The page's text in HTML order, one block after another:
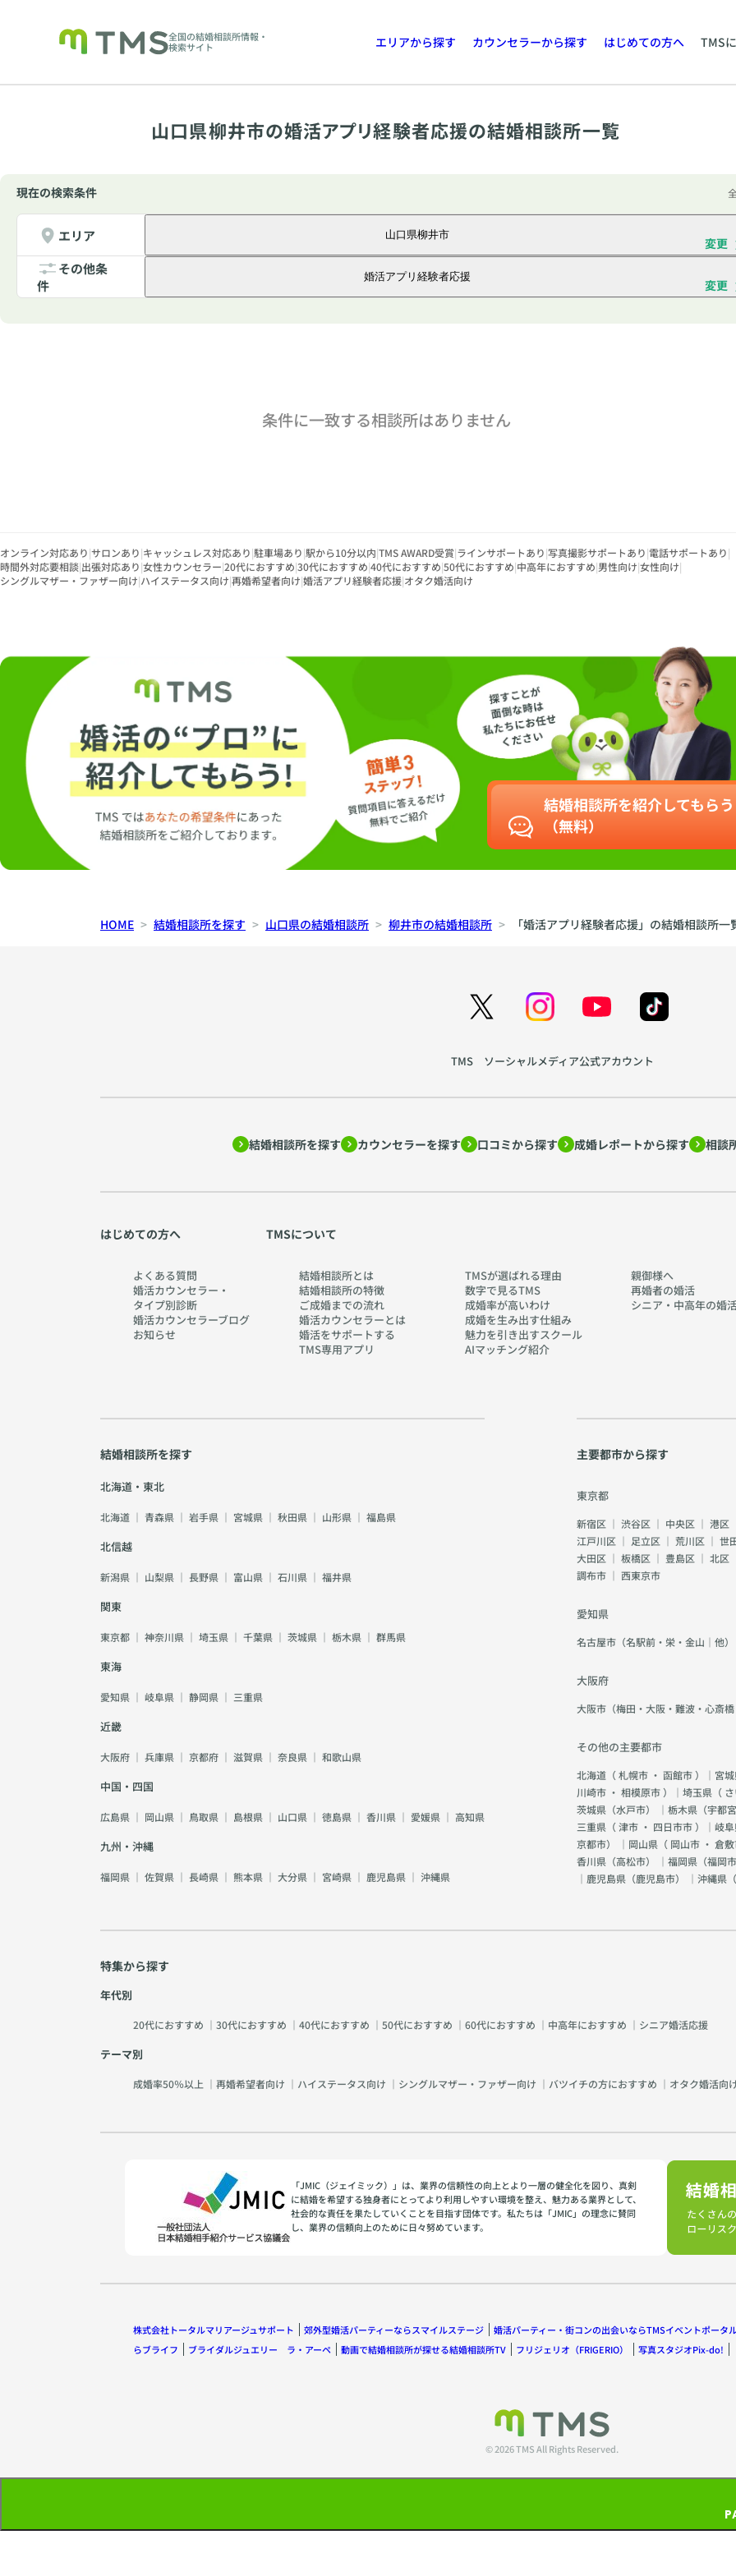
全国の結婚相談所情報・
検索サイト
エリアから探す カウンセラーから探す はじめての方へ TMS
山口県柳井市の婚活アプリ経験者応援の結婚相談所一覧
現在の検索条件
エリア 山口県柳井市
変更
その他条
件
婚活アプリ経験者応援
変更
条件に一致する相談所はありません
オンライン対応あり|サロンあり|キャッシュレス対応あり|駐車場あり|駅から10分以内|TMS AWARD受賞|ラインサポートあり|写真撮影サポートあり|電話サポートあり|
時間外対応要相談|出張対応あり|女性カウンセラー|20代におすすめ|30代におすすめ|40代におすすめ|50代におすすめ|中高年におすすめ|男性向け|女性向け|
シングルマザー・ファザー向け|ハイステータス向け|再婚希望者向け|婚活アプリ経験者応援|オタク婚活向け
結婚相談所を紹介してもらう
（無料）
HOME 結婚相談所を探す 山口県の結婚相談所 柳井市の結婚相談所 「婚活アプリ経験者応援」の結婚相談所一
TMS ソーシャルメディア公式アカウント
結婚相談所を探す カウンセラーを探す 口コミから探す 成婚レポートから探す 相談
はじめての方へ
よくある質問
婚活カウンセラー・
タイプ別診断
婚活カウンセラーブログ
お知らせ
TMSについて
結婚相談所とは
結婚相談所の特徴
ご成婚までの流れ
婚活カウンセラーとは
婚活をサポートする
TMS専用アプリ
TMSが選ばれる理由
数字で見るTMS
成婚率が高いわけ
成婚を生み出す仕組み
魅力を引き出すスクール
AIマッチング紹介
親御様へ
再婚者の婚活
シニア・中高年の婚
結婚相談所を探す
北海道・東北
北海道 ｜ 青森県 ｜ 岩手県 ｜ 宮城県 ｜ 秋田県 ｜ 山形県 ｜ 福島県
北信越
新潟県 ｜ 山梨県 ｜ 長野県 ｜ 富山県 ｜ 石川県 ｜ 福井県
関東
東京都 ｜ 神奈川県 ｜ 埼玉県 ｜ 千葉県 ｜ 茨城県 ｜ 栃木県 ｜ 群馬県
東海
愛知県 ｜ 岐阜県 ｜ 静岡県 ｜ 三重県
近畿
大阪府 ｜ 兵庫県 ｜ 京都府 ｜ 滋賀県 ｜ 奈良県 ｜ 和歌山県
中国・四国
広島県 ｜ 岡山県 ｜ 鳥取県 ｜ 島根県 ｜ 山口県 ｜ 徳島県 ｜ 香川県 ｜ 愛媛県 ｜ 高知県
九州・沖縄
福岡県 ｜ 佐賀県 ｜ 長崎県 ｜ 熊本県 ｜ 大分県 ｜ 宮崎県 ｜ 鹿児島県 ｜ 沖縄県
主要都市から探す
東京都
新宿区 ｜ 渋谷区 ｜ 中央区 ｜ 港区
江戸川区 ｜ 足立区 ｜ 荒川区 ｜ 世
大田区 ｜ 板橋区 ｜ 豊島区 ｜ 北区
調布市 ｜ 西東京市
愛知県
名古屋市（名駅前・栄・金山｜他）
大阪府
大阪市（梅田・大阪・難波・心斎
その他の主要都市
北海道（札幌市 ・ 函館市）｜宮
川崎市 ・ 相模原市）｜埼玉県（
茨城県（水戸市） ｜栃木県（宇都
三重県（津市 ・ 四日市市）｜岐
京都市） ｜岡山県（ 岡山市 ・ 倉
香川県（高松市） ｜福岡県（福岡
｜鹿児島県（鹿児島市） ｜沖縄県（
特集から探す
年代別
20代におすすめ ｜ 30代におすすめ ｜ 40代におすすめ ｜ 50代におすすめ ｜ 60代におすすめ ｜ 中高年におすすめ ｜ シニア婚活応援
テーマ別
成婚率50％以上 ｜ 再婚希望者向け ｜ ハイステータス向け ｜ シングルマザー・ファザー向け ｜ バツイチの方におすすめ ｜ オタク婚活向
「JMIC（ジェイミック）」は、業界の信頼性の向上とより一層の健全化を図り、真剣
に結婚を希望する独身者にとってより利用しやすい環境を整え、魅力ある業界として、
社会的な責任を果たしていくことを目指す団体です。私たちは「JMIC」の理念に賛同
し、業界の信頼向上のために日々努めています。
株式会社トータルマリアージュサポート 郊外型婚活パーティーならスマイルステージ
婚活パーティー・街コンの出会いならTMSイベントポータ
らブライフ
ブライダルジュエリー ラ・アーペ 動画で結婚相談所が探せる結婚相談所TV フリジェリオ（FRIGERIO） 写真スタジオPix-do!
© 2026 TMS All Rights Reserved.